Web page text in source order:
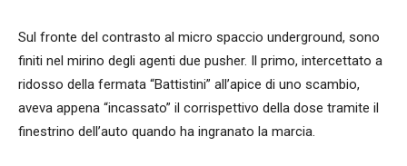
Sul fronte del contrasto al micro spaccio underground, sono
finiti nel mirino degli agenti due pusher. Il primo, intercettato a
ridosso della fermata “Battistini” all’apice di uno scambio,
aveva appena “incassato” il corrispettivo della dose tramite il
finestrino dell’auto quando ha ingranato la marcia.